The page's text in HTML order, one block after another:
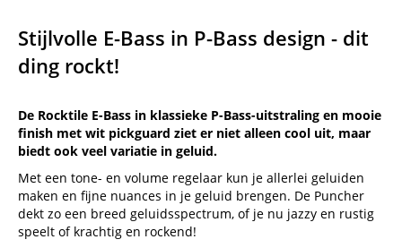
Stijlvolle E-Bass in P-Bass design - dit
ding rockt!
De Rocktile E-Bass in klassieke P-Bass-uitstraling en mooie
finish met wit pickguard ziet er niet alleen cool uit, maar
biedt ook veel variatie in geluid.
Met een tone- en volume regelaar kun je allerlei geluiden
maken en fijne nuances in je geluid brengen. De Puncher
dekt zo een breed geluidsspectrum, of je nu jazzy en rustig
speelt of krachtig en rockend!